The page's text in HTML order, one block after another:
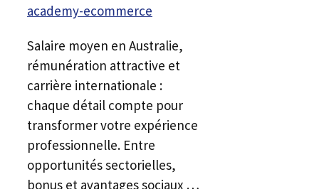
academy-ecommerce
Salaire moyen en Australie,
rémunération attractive et
carrière internationale :
chaque détail compte pour
transformer votre expérience
professionnelle. Entre
opportunités sectorielles,
bonus et avantages sociaux …